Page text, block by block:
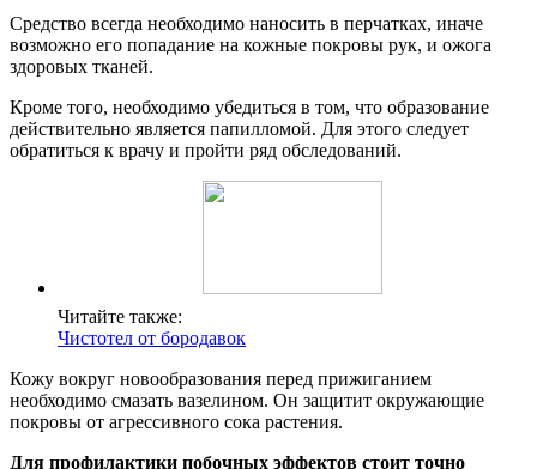
Средство всегда необходимо наносить в перчатках, иначе
возможно его попадание на кожные покровы рук, и ожога
здоровых тканей.
Кроме того, необходимо убедиться в том, что образование
действительно является папилломой. Для этого следует
обратиться к врачу и пройти ряд обследований.
Читайте также:
Чистотел от бородавок
Кожу вокруг новообразования перед прижиганием
необходимо смазать вазелином. Он защитит окружающие
покровы от агрессивного сока растения.
Для профилактики побочных эффектов стоит точно